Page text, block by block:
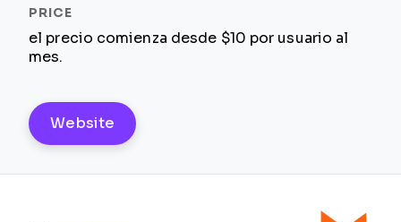
el precio comienza desde $10 por usuario al
mes.
Website